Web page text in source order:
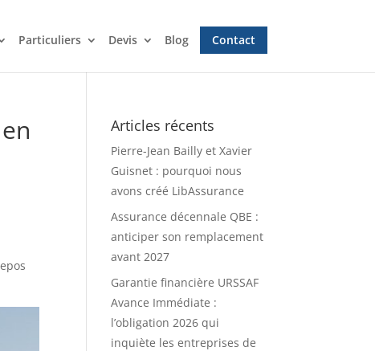
Particuliers Devis Blog Contact
Articles récents
Pierre-Jean Bailly et Xavier
Guisnet : pourquoi nous
avons créé LibAssurance
Assurance décennale QBE :
anticiper son remplacement
avant 2027
Garantie financière URSSAF
Avance Immédiate :
l’obligation 2026 qui
inquiète les entreprises de